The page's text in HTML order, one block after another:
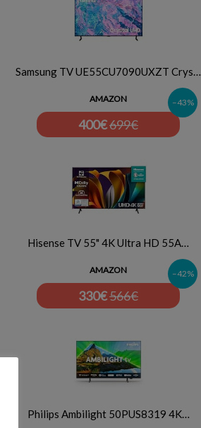
Samsung TV UE55CU7090UXZT Crys…
AMAZON
400€699€
–43%
Hisense TV 55" 4K Ultra HD 55A…
AMAZON
330€566€
–42%
Philips Ambilight 50PUS8319 4K…